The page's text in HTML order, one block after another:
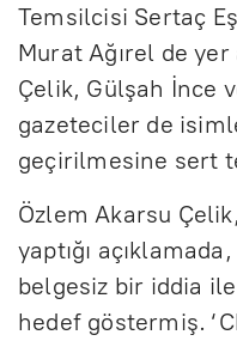
Temsilcisi Sertaç
Murat Ağırel de yer
Çelik, Gülşah İnce
gazeteciler de
geçirilmesine sert
Özlem Akarsu
yaptığı
belgesiz bir iddia
hedef göstermiş.